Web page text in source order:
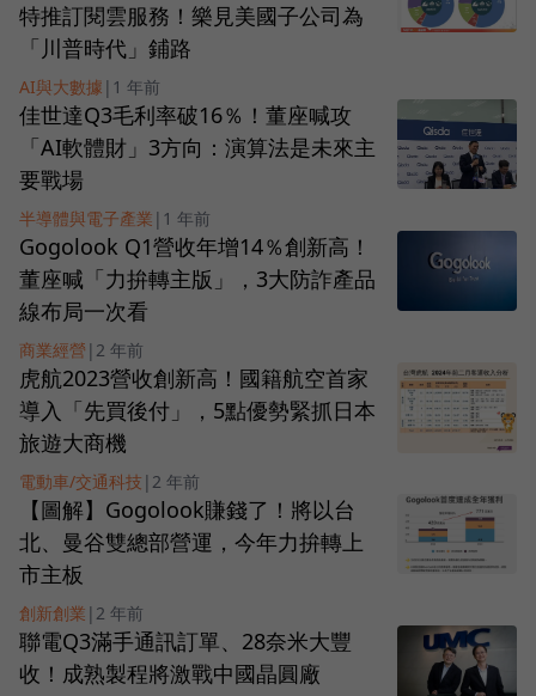
特推訂閱雲服務！樂見美國子公司為
「川普時代」鋪路
AI與大數據 | 1 年前
佳世達Q3毛利率破16％！董座喊攻
「AI軟體財」3方向：演算法是未來主
要戰場
半導體與電子產業 | 1 年前
Gogolook Q1營收年增14％創新高！
董座喊「力拚轉主版」，3大防詐產品
線布局一次看
商業經營 | 2 年前
虎航2023營收創新高！國籍航空首家
導入「先買後付」，5點優勢緊抓日本
旅遊大商機
電動車/交通科技 | 2 年前
【圖解】Gogolook賺錢了！將以台
北、曼谷雙總部營運，今年力拚轉上
市主板
創新創業 | 2 年前
聯電Q3滿手通訊訂單、28奈米大豐
收！成熟製程將激戰中國晶圓廠